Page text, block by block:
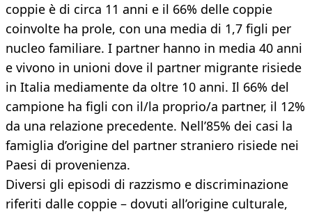
coppie è di circa 11 anni e il 66% delle coppie
coinvolte ha prole, con una media di 1,7 figli per
nucleo familiare. I partner hanno in media 40 anni
e vivono in unioni dove il partner migrante risiede
in Italia mediamente da oltre 10 anni. Il 66% del
campione ha figli con il/la proprio/a partner, il 12%
da una relazione precedente. Nell’85% dei casi la
famiglia d’origine del partner straniero risiede nei
Paesi di provenienza.
Diversi gli episodi di razzismo e discriminazione
riferiti dalle coppie – dovuti all’origine culturale,